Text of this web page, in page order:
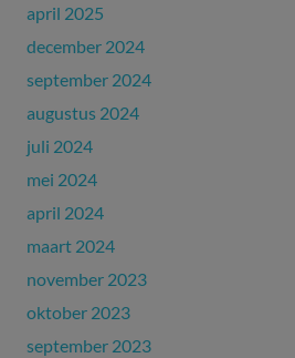
april 2025
december 2024
september 2024
augustus 2024
juli 2024
mei 2024
april 2024
maart 2024
november 2023
oktober 2023
september 2023